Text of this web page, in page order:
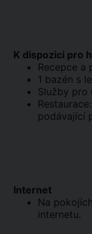
K dispozici pro
Recepce a
1 bazén s
Služby pro
podávající
Internet
Na
internetu.